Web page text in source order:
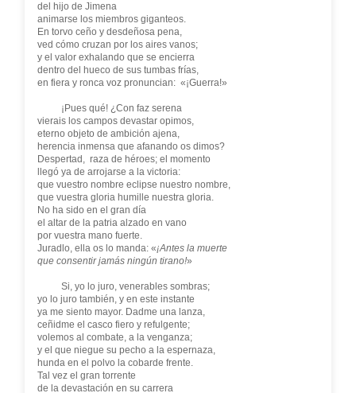
del hijo de Jimena
animarse los miembros giganteos.
En torvo ceño y desdeñosa pena,
ved cómo cruzan por los aires vanos;
y el valor exhalando que se encierra
dentro del hueco de sus tumbas frías,
en fiera y ronca voz pronuncian: «¡Guerra!»
¡Pues qué! ¿Con faz serena
vierais los campos devastar opimos,
eterno objeto de ambición ajena,
herencia inmensa que afanando os dimos?
Despertad, raza de héroes; el momento
llegó ya de arrojarse a la victoria:
que vuestro nombre eclipse nuestro nombre,
que vuestra gloria humille nuestra gloria.
No ha sido en el gran día
el altar de la patria alzado en vano
por vuestra mano fuerte.
Juradlo, ella os lo manda: «¡Antes la muerte
que consentir jamás ningún tirano!»
Si, yo lo juro, venerables sombras;
yo lo juro también, y en este instante
ya me siento mayor. Dadme una lanza,
ceñidme el casco fiero y refulgente;
volemos al combate, a la venganza;
y el que niegue su pecho a la espernaza,
hunda en el polvo la cobarde frente.
Tal vez el gran torrente
de la devastación en su carrera